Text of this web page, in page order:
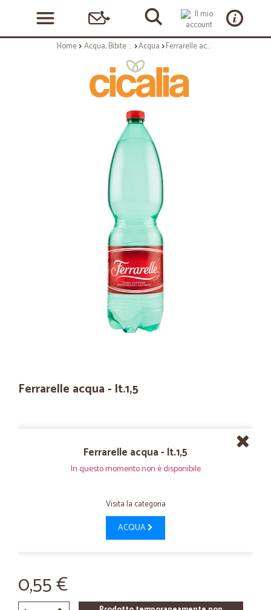
Home Acqua, Bibite e Alcolici Acqua Ferrarelle acqua - lt.1,5
Ferrarelle acqua - lt.1,5
Ferrarelle acqua - lt.1,5
In questo momento non è disponibile
Visita la categoria
ACQUA
0,55 €